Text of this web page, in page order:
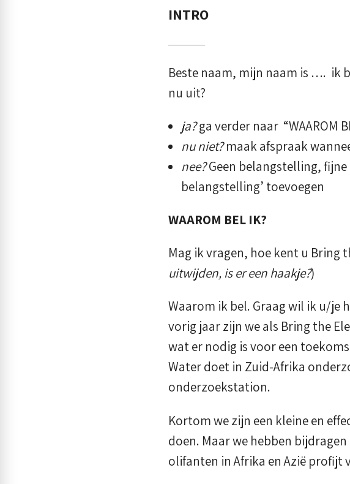
INTRO
Beste naam, mijn naam is …. ik
nu uit?
ja?ga verder naar “WAAROM
nu niet?maak afspraak
nee?Geen belangstelling, fijne
belangstelling’ toevoegen
WAAROM BEL IK?
Mag ik vragen, hoe kent u Bring
uitwijden, is er een haakje?)
Waarom ik bel. Graag wil ik u/je
vorig jaar zijn we als Bring the
wat er nodig is voor een
Water doet in Zuid-Afrika
onderzoekstation.
Kortom we zijn een kleine en
doen. Maar we hebben
olifanten in Afrika en Azië profijt